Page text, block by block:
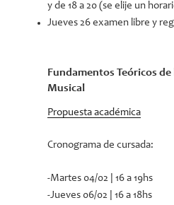
y de 18 a 20 (se elije un
Jueves 26 examen libre y
Fundamentos Teóricos de
Musical
Propuesta académica
Cronograma de cursada:
-Martes 04/02 | 16 a 19hs
-Jueves 06/02 | 16 a 18hs